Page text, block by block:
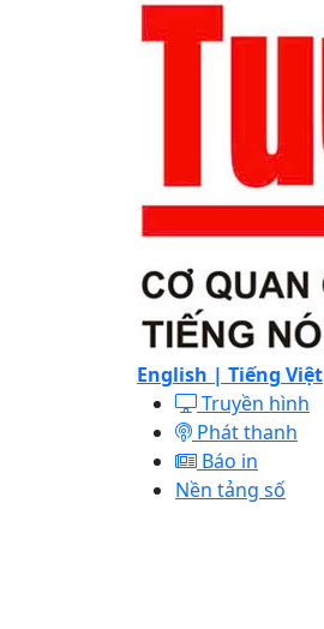
English | Tiếng Việt
Truyền hình
Phát thanh
Báo in
Nền tảng số